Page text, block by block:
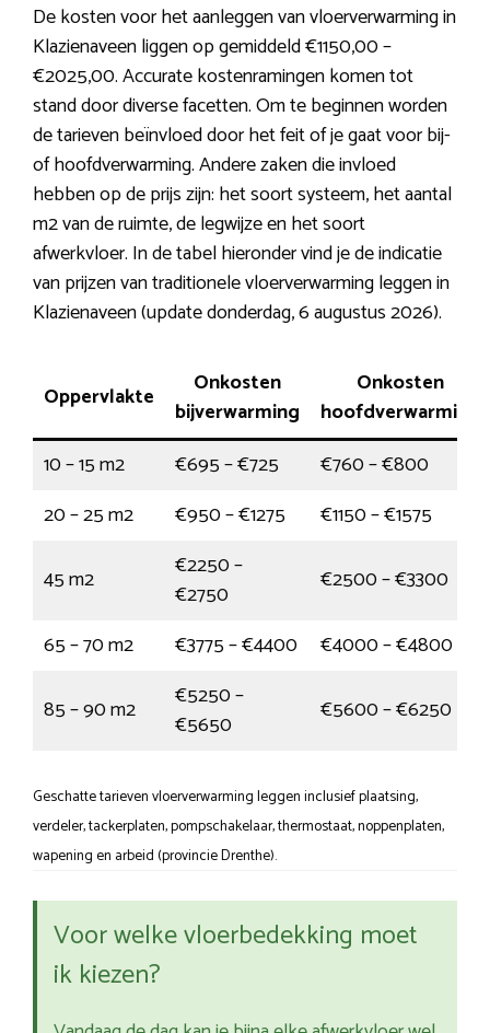
De kosten voor het aanleggen van vloerverwarming in
Klazienaveen liggen op gemiddeld €1150,00 –
€2025,00. Accurate kostenramingen komen tot
stand door diverse facetten. Om te beginnen worden
de tarieven beïnvloed door het feit of je gaat voor bij-
of hoofdverwarming. Andere zaken die invloed
hebben op de prijs zijn: het soort systeem, het aantal
m2 van de ruimte, de legwijze en het soort
afwerkvloer. In de tabel hieronder vind je de indicatie
van prijzen van traditionele vloerverwarming leggen in
Klazienaveen (update donderdag, 6 augustus 2026).
Oppervlakte
Onkosten
bijverwarming
Onkosten
hoofdverwarming
10 – 15 m2
€695 – €725
€760 – €800
20 – 25 m2
€950 – €1275
€1150 – €1575
45 m2
€2250 –
€2750
€2500 – €3300
65 – 70 m2
€3775 – €4400
€4000 – €4800
85 – 90 m2
€5250 –
€5650
€5600 – €6250
Geschatte tarieven vloerverwarming leggen inclusief plaatsing,
verdeler, tackerplaten, pompschakelaar, thermostaat, noppenplaten,
wapening en arbeid (provincie Drenthe).
Voor welke vloerbedekking moet
ik kiezen?